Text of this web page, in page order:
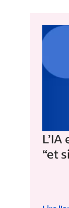
“et